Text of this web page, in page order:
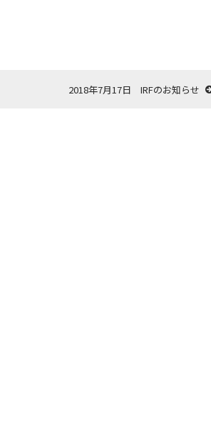
2018年7月17日 IRFのお知らせ